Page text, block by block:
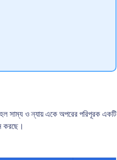
হল সাম্য ও ন্যায় একে অপরের পরিপূরক একটি
করছে।